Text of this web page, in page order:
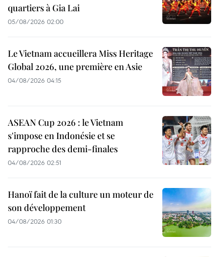
quartiers à Gia Lai
05/08/2026 02:00
Le Vietnam accueillera Miss Heritage
Global 2026, une première en Asie
04/08/2026 04:15
ASEAN Cup 2026 : le Vietnam
s'impose en Indonésie et se
rapproche des demi-finales
04/08/2026 02:51
Hanoï fait de la culture un moteur de
son développement
04/08/2026 01:30